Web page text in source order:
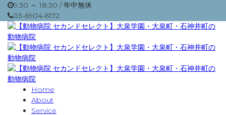
9:30 ～ 18:30 / 年中無休
03-6904-6172
Home
About
Service